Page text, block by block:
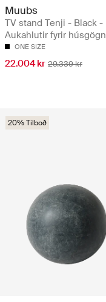
Muubs
TV stand Tenji - Black -
Aukahlutir fyrir húsgögn
ONE SIZE
22.004 kr 29.339 kr
20% Tilboð